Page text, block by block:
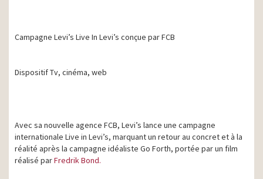
Campagne Levi’s Live In Levi’s conçue par FCB
Dispositif Tv, cinéma, web
Avec sa nouvelle agence FCB, Levi’s lance une campagne
internationale Live in Levi’s, marquant un retour au concret et à la
réalité après la campagne idéaliste Go Forth, portée par un film
réalisé parFredrik Bond.